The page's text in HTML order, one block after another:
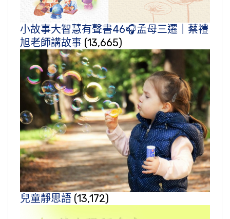
小故事大智慧有聲書46🎧孟母三遷｜蔡禮
旭老師講故事 (13,665)
兒童靜思語 (13,172)